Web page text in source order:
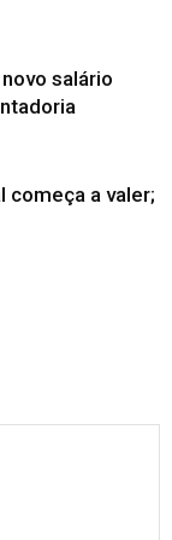
salário
começa a valer;